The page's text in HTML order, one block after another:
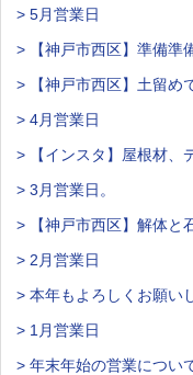
> 5月営業日
> 【神戸市西区】準備準
> 【神戸市西区】土留め
> 4月営業日
> 【インスタ】屋根材、
> 3月営業日。
> 【神戸市西区】解体と
> 2月営業日
> 本年もよろしくお願い
> 1月営業日
> 年末年始の営業につい